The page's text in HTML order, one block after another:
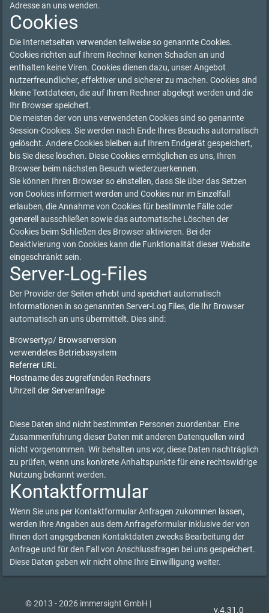
Adresse an uns wenden.
Cookies
Die Internetseiten verwenden teilweise so genannte Cookies.
Cookies richten auf Ihrem Rechner keinen Schaden an und
enthalten keine Viren. Cookies dienen dazu, unser Angebot
nutzerfreundlicher, effektiver und sicherer zu machen. Cookies sind
kleine Textdateien, die auf Ihrem Rechner abgelegt werden und die
Ihr Browser speichert.
Die meisten der von uns verwendeten Cookies sind so genannte
Session-Cookies. Sie werden nach Ende Ihres Besuchs automatisch
gelöscht. Andere Cookies bleiben auf Ihrem Endgerät gespeichert,
bis Sie diese löschen. Diese Cookies ermöglichen es uns, Ihren
Browser beim nächsten Besuch wiederzuerkennen.
Sie können Ihren Browser so einstellen, dass Sie über das Setzen
von Cookies informiert werden und Cookies nur im Einzelfall
erlauben, die Annahme von Cookies für bestimmte Fälle oder
generell ausschließen sowie das automatische Löschen der
Cookies beim Schließen des Browser aktivieren. Bei der
Deaktivierung von Cookies kann die Funktionalität dieser Website
eingeschränkt sein.
Server-Log-Files
Der Provider der Seiten erhebt und speichert automatisch
Informationen in so genannten Server-Log Files, die Ihr Browser
automatisch an uns übermittelt. Dies sind:
Browsertyp/ Browserversion
verwendetes Betriebssystem
Referrer URL
Hostname des zugreifenden Rechners
Uhrzeit der Serveranfrage
Diese Daten sind nicht bestimmten Personen zuordenbar. Eine
Zusammenführung dieser Daten mit anderen Datenquellen wird
nicht vorgenommen. Wir behalten uns vor, diese Daten nachträglich
zu prüfen, wenn uns konkrete Anhaltspunkte für eine rechtswidrige
Nutzung bekannt werden.
Kontaktformular
Wenn Sie uns per Kontaktformular Anfragen zukommen lassen,
werden Ihre Angaben aus dem Anfrageformular inklusive der von
Ihnen dort angegebenen Kontaktdaten zwecks Bearbeitung der
Anfrage und für den Fall von Anschlussfragen bei uns gespeichert.
Diese Daten geben wir nicht ohne Ihre Einwilligung weiter.
© 2013 - 2026 immersight GmbH |
v.4.31.0